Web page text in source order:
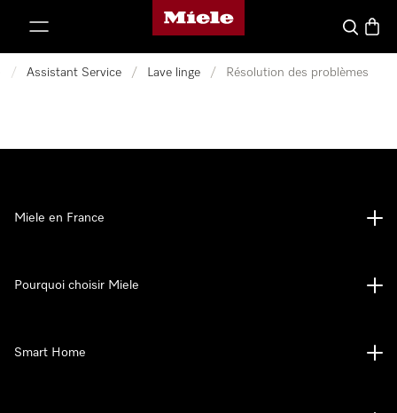
Page d'accueil Miele
Search
/ Assistant Service / Lave linge / Résolution des problèmes
Miele en France
Pourquoi choisir Miele
Smart Home